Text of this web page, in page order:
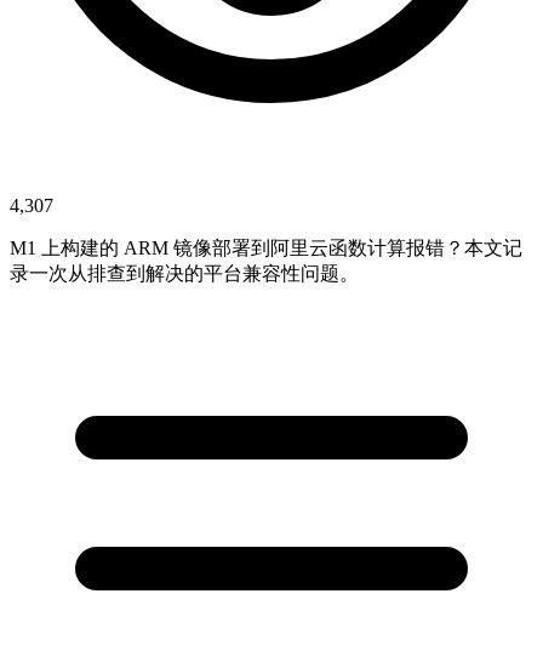
4,307
M1 上构建的 ARM 镜像部署到阿里云函数计算报错？本文记
录一次从排查到解决的平台兼容性问题。